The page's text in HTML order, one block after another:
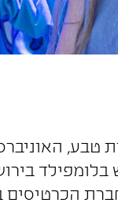
טבע,
הכרטיסים